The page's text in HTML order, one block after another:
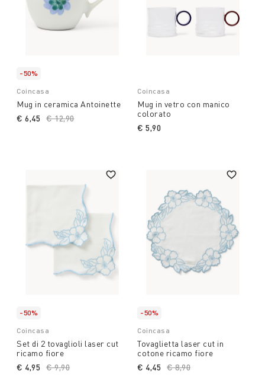
-50%
Coincasa
Mug in ceramica Antoinette
Price reduced from
€ 12,90to
€ 6,45
Coincasa
Mug in vetro con manico
colorato
€ 5,90
-50%
Coincasa
Set di 2 tovaglioli laser cut
ricamo fiore
Price reduced from
€ 9,90
€ 4,95
-50%
Coincasa
Tovaglietta laser cut in
cotone ricamo fiore
Price reduced from
€ 8,90
€ 4,45